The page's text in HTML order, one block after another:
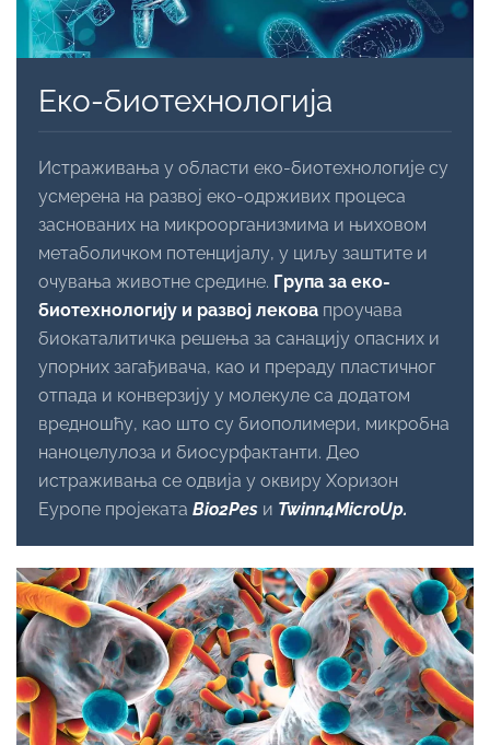
Еко-биотехнологија
Истраживања у области еко-биотехнологије су
усмерена на развој еко-одрживих процеса
заснованих на микроорганизмима и њиховом
метаболичком потенцијалу, у циљу заштите и
очувања животне средине. Група за еко-
биотехнологију и развој лекова проучава
биокаталитичка решења за санацију опасних и
упорних загађивача, као и прераду пластичног
отпада и конверзију у молекуле са додатом
вредношћу, као што су биополимери, микробна
наноцелулоза и биосурфактанти. Део
истраживања се одвија у оквиру Хоризон
Еуропе пројеката Bio2Pes и Twinn4MicroUp.